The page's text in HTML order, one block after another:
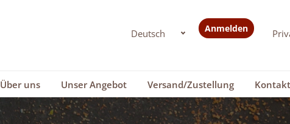
Anmelden
Über uns Unser Angebot Versand/Zustellung Kontakt